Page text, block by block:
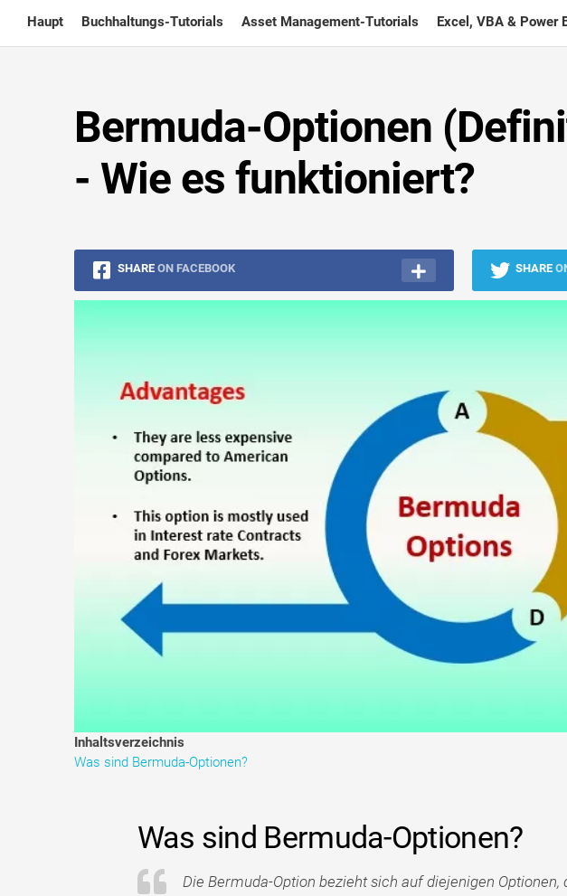
content
Haupt Buchhaltungs-Tutorials Asset Management-Tutorials Excel, VBA & Power
Bermuda-Optionen
- Wie es funktioniert?
SHARE ON FACEBOOK SHARE
Inhaltsverzeichnis
Was sind Bermuda-Optionen?
Was sind Bermuda-Optionen?
Die Bermuda-Option bezieht sich auf diejenigen